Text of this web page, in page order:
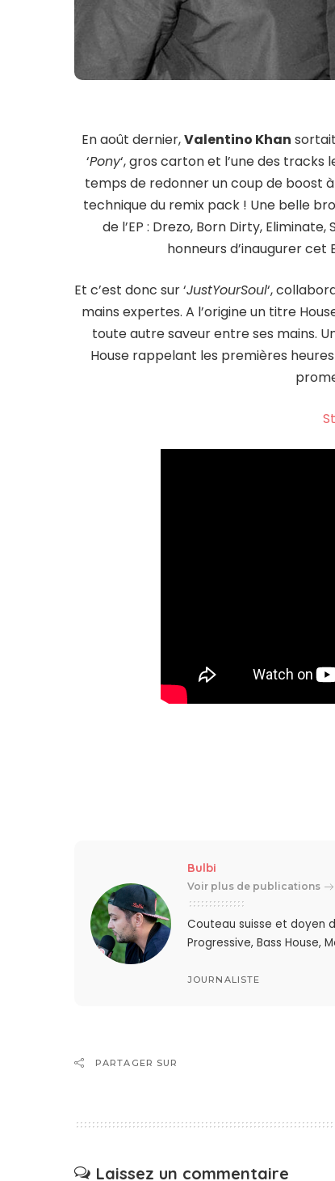
En août dernier,Valentino Khan sortait
‘Pony‘, gros carton et l’une des tracks
temps de redonner un coup de boost
technique du remix pack ! Une belle
de l’EP : Drezo, Born Dirty,
honneurs d’inaugurer
Et c’est donc sur ‘JustYourSoul‘,
mains expertes. A l’origine un titre
toute autre saveur entre ses mains.
House rappelant les premières
Bulbi
Voir plus de publications
Couteau suisse et doyen
Progressive, Bass House,
JOURNALISTE
PARTAGER SUR
Laissez un commentaire